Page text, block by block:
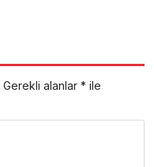
Gerekli alanlar * ile